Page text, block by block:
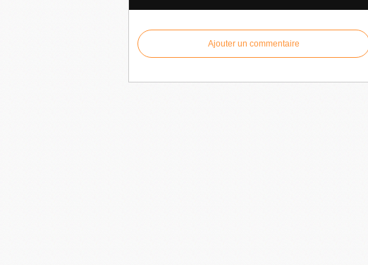
Ajouter un commentaire